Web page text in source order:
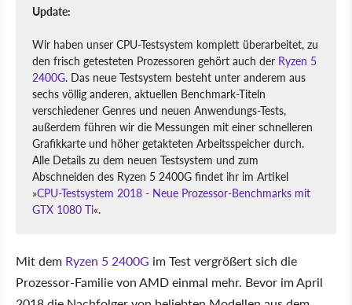
Update:
Wir haben unser CPU-Testsystem komplett überarbeitet, zu
den frisch getesteten Prozessoren gehört auch der Ryzen 5
2400G. Das neue Testsystem besteht unter anderem aus
sechs völlig anderen, aktuellen Benchmark-Titeln
verschiedener Genres und neuen Anwendungs-Tests,
außerdem führen wir die Messungen mit einer schnelleren
Grafikkarte und höher getakteten Arbeitsspeicher durch.
Alle Details zu dem neuen Testsystem und zum
Abschneiden des Ryzen 5 2400G findet ihr im Artikel
»CPU-Testsystem 2018 - Neue Prozessor-Benchmarks mit
GTX 1080 Ti«.
Mit dem Ryzen 5 2400G im Test vergrößert sich die
Prozessor-Familie von AMD einmal mehr. Bevor im April